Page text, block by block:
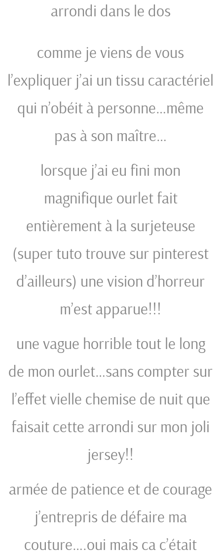
arrondi dans le dos
comme je viens de vous
l’expliquer j’ai un tissu caractériel
qui n’obéit à personne…même
pas à son maître…
lorsque j’ai eu fini mon
magnifique ourlet fait
entièrement à la surjeteuse
(super tuto trouve sur pinterest
d’ailleurs) une vision d’horreur
m’est apparue!!!
une vague horrible tout le long
de mon ourlet…sans compter sur
l’effet vielle chemise de nuit que
faisait cette arrondi sur mon joli
jersey!!
armée de patience et de courage
j’entrepris de défaire ma
couture….oui mais ca c’était